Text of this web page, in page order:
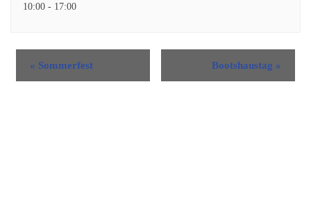
10:00 - 17:00
« Sommerfest Bootshaustag »